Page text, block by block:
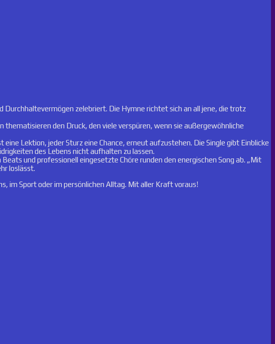
zelebriert. Die Hymne richtet sich an all jene, die trotz
thematisieren den Druck, den viele verspüren, wenn sie außergewöhnliche
Lektion, jeder Sturz eine Chance, erneut aufzustehen. Die Single gibt Einblicke
des Lebens nicht aufhalten zu lassen.
und professionell eingesetzte Chöre runden den energischen Song ab. „Mit
loslässt.
im Sport oder im persönlichen Alltag. Mit aller Kraft voraus!